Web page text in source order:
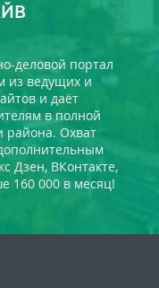
деловой портал
из ведущих и
и даёт
в полной
района. Охват
Дзен, ВКонтакте,
160 000 в месяц!